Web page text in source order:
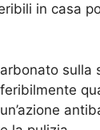
in casa
sulla